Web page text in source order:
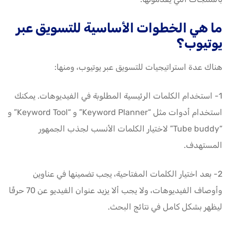
ما هي الخطوات الأساسية للتسويق عبر
يوتيوب؟
هناك عدة استراتيجيات للتسويق عبر يوتيوب، ومنها:
1- استخدام الكلمات الرئيسية المطلوبة في الفيديوهات. يمكنك
استخدام أدوات مثل “Keyword Planner” و “Keyword Tool” و
“Tube buddy” لاختيار الكلمات الأنسب لجذب الجمهور
المستهدف.
2- بعد اختيار الكلمات المفتاحية، يجب تضمينها في عناوين
وأوصاف الفيديوهات، ولا يجب ألا يزيد عنوان الفيديو عن 70 حرفًا
ليظهر بشكل كامل في نتائج البحث.